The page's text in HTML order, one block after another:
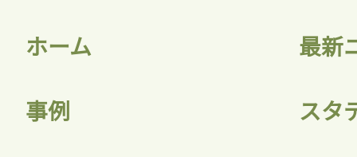
ホーム 最新
事例 スタ